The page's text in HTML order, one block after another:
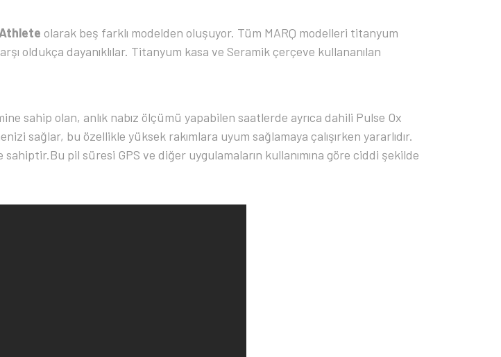
Athlete olarak beş farklı modelden oluşuyor. Tüm MARQ modelleri titanyum
oldukça dayanıklılar. Titanyum kasa ve Seramik çerçeve kullananılan
sahip olan, anlık nabız ölçümü yapabilen saatlerde ayrıca dahili Pulse Ox
sağlar, bu özellikle yüksek rakımlara uyum sağlamaya çalışırken yararlıdır.
pil süresi GPS ve diğer uygulamaların kullanımına göre ciddi şekilde